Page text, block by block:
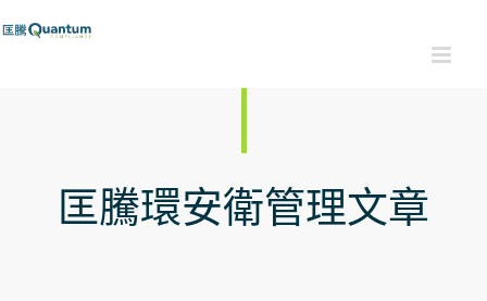
to
匡騰環安衛管理文章